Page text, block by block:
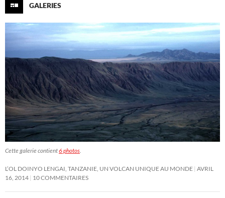
GALERIES
Cette galerie contient6 photos
L’OL DOINYO LENGAI, TANZANIE, UN VOLCAN UNIQUE AU MONDE AVRIL
16, 2014 10 COMMENTAIRES